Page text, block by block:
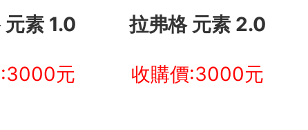
素 1.0 拉弗格 元素 2.0
元 收購價:3000元